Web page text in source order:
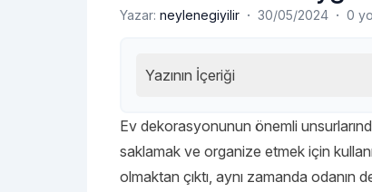
Yazar: neylenegiyilir · 30/05/2024 · 0
Yazının İçeriği
Ev dekorasyonunun önemli
saklamak ve organize etmek için
olmaktan çıktı, aynı zamanda